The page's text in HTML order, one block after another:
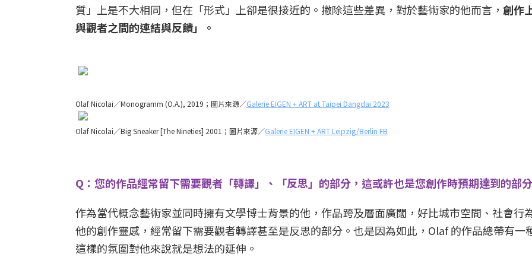
質」上是不大相同，但在「形式」上卻是很接近的。撇除這些差異，對於藝術家的他而言， 創作
與觀者之間的連結與反饋」。
Olaf Nicolai／Monogramm (O.A.), 2019；圖片來源／Galerie EIGEN + ART at Taipei Dangdai 2023
Olaf Nicolai／Big Sneaker [The Nineties] 2001；圖片來源／Galerie EIGEN + ART Leipzig/Berlin FB
Q：您的作品經常留下需要觀者「轉譯」、「反思」的部分，這或許也是您創作時預期達到的部
作為當代概念藝術家並同時擁有文學博士背景的他，作品跨及層面廣闊，好比城市空間、社會行
他的創作靈感，經常留下需要觀者轉譯甚至是反思的部分。也是因為如此，Olaf 的作品總帶有一
這樣的氛圍對他來說就是想法的延伸。